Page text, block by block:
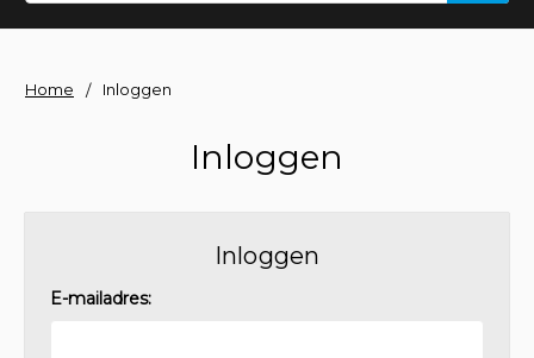
Home Inloggen
Inloggen
Inloggen
E-mailadres: